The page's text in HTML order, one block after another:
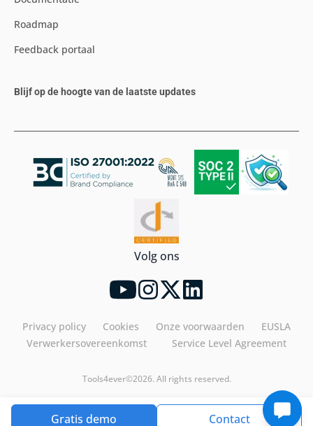
Gratis demo Contact
Roadmap
Feedback portaal
Blijf op de hoogte van de laatste updates
Volg ons
Privacy policy Cookies Onze voorwaarden
EUSLA
Verwerkersovereenkomst
Service Level Agreement
Tools4ever©2026. All rights reserved.